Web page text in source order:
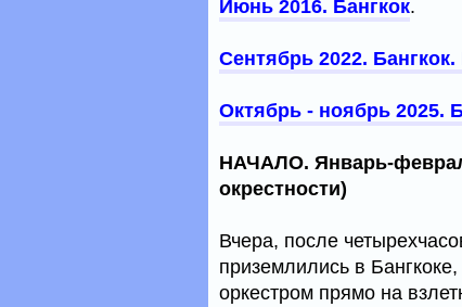
Июнь 2016. Бангкок.
Сентябрь 2022. Бангкок.
Октябрь - ноябрь 2025.
НАЧАЛО. Январь-
окрестности)
Вчера, после
приземлились в
оркестром прямо на